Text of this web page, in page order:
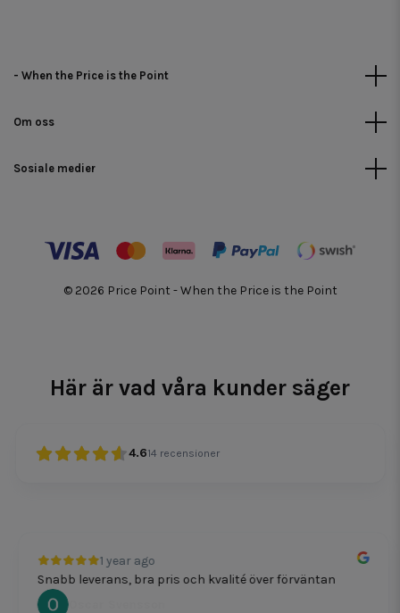
- When the Price is the Point
Om oss
Sosiale medier
© 2026 Price Point - When the Price is the Point
Här är vad våra kunder säger
4.614 recensioner
1 year ago
Snabb leverans, bra pris och kvalité över förväntan
Oscar Svensson